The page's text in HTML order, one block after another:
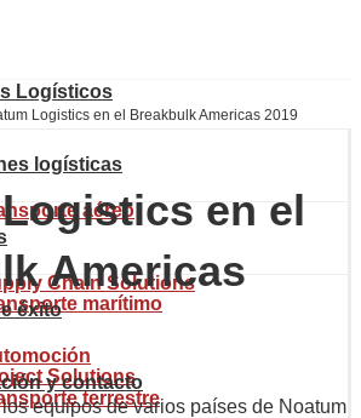
Logísticos
aéreo
marítimo
terrestre
logísticas
Chain Solutions
Solutions
éxito
y contacto
Logistics en el Breakbulk Americas 2019
en el
Americas
equipos de varios países de Noatum